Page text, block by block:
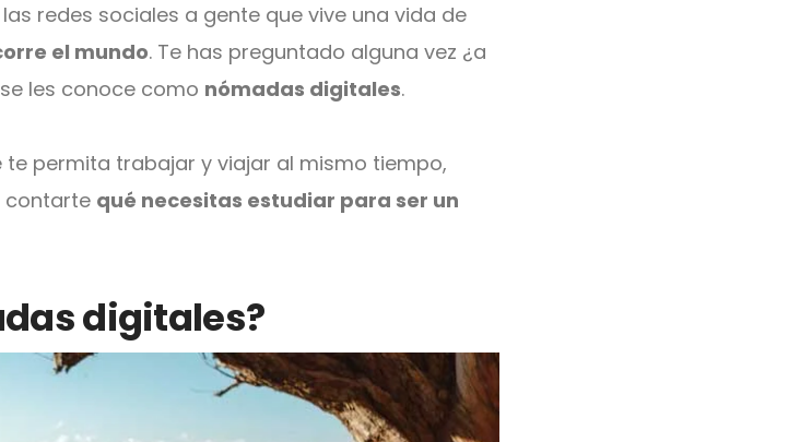
redes sociales a gente que vive una vida de
el mundo. Te has preguntado alguna vez ¿a
les conoce como nómadas digitales.
permita trabajar y viajar al mismo tiempo,
contarte qué necesitas estudiar para ser un
digitales?